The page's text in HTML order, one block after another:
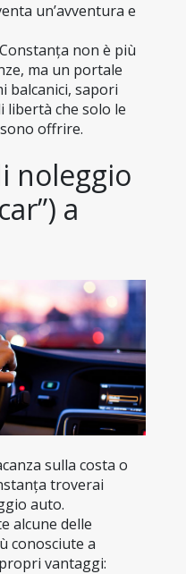
un’avventura e
non è più
ma un portale
balcanici, sapori
libertà che solo le
offrire.
noleggio
a
sulla costa o
troverai
auto.
alcune delle
conosciute a
vantaggi: